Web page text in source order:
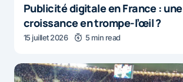
Publicité digitale en France : une
croissance en trompe-l’œil ?
15 juillet 2026 5 min read